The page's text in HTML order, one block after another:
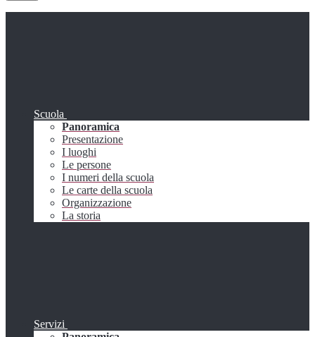
Scuola
Panoramica
Presentazione
I luoghi
Le persone
I numeri della scuola
Le carte della scuola
Organizzazione
La storia
Servizi